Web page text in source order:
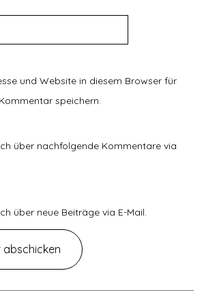
und Website in diesem Browser für
speichern.
über nachfolgende Kommentare via
über neue Beiträge via E-Mail.